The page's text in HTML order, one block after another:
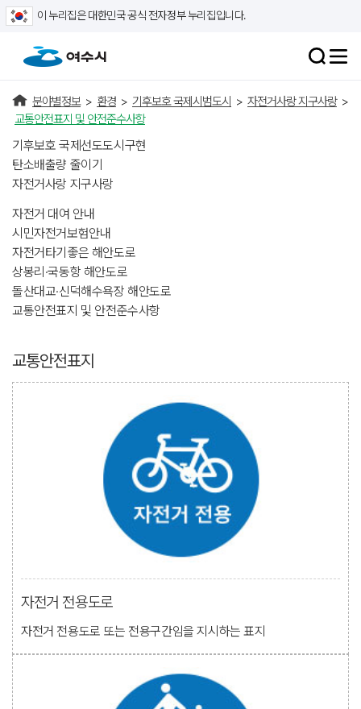
이 누리집은 대한민국 공식 전자정부 누리집입니다.
분야별정보 > 환경 > 기후보호 국제시범도시 > 자전거사랑 지구사랑 >
교통안전표지 및 안전준수사항
기후보호 국제선도도시구현
탄소배출량 줄이기
자전거사랑 지구사랑
자전거 대여 안내
시민자전거보험안내
자전거타기좋은 해안도로
상봉리·국동항 해안도로
돌산대교·신덕해수욕장 해안도로
교통안전표지 및 안전준수사항
교통안전표지
자전거 전용도로
자전거 전용도로 또는 전용구간임을 지시하는 표지